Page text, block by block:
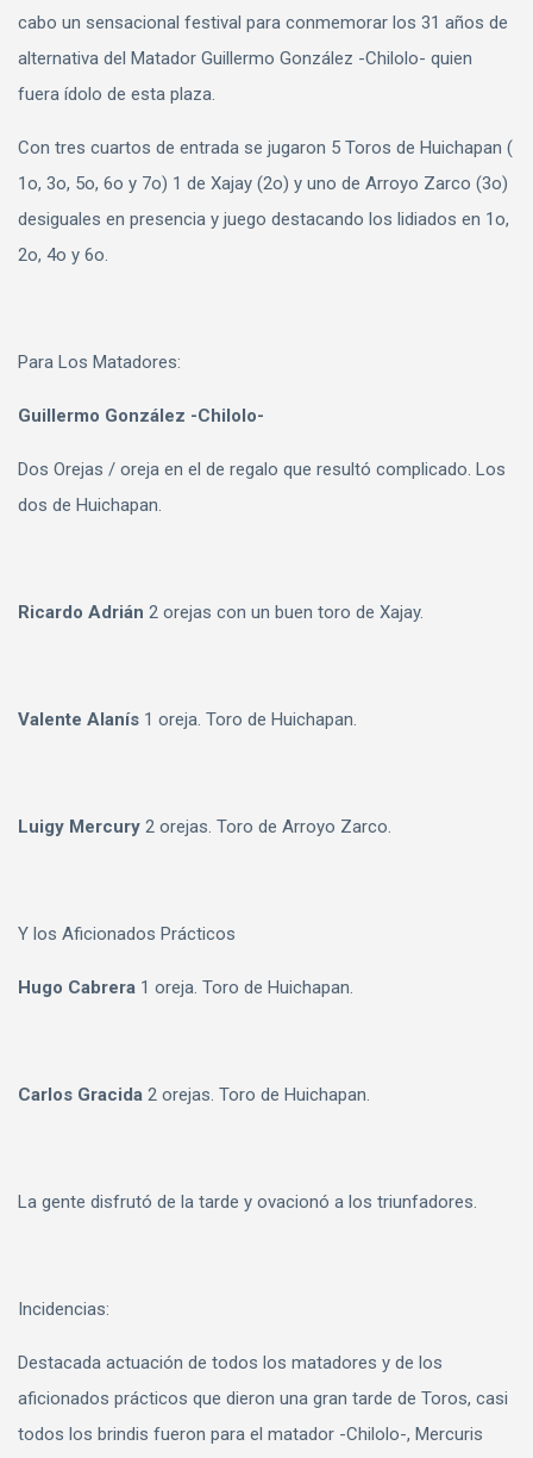
cabo un sensacional festival para conmemorar los 31 años de
alternativa del Matador Guillermo González -Chilolo- quien
fuera ídolo de esta plaza.
Con tres cuartos de entrada se jugaron 5 Toros de Huichapan (
1o, 3o, 5o, 6o y 7o) 1 de Xajay (2o) y uno de Arroyo Zarco (3o)
desiguales en presencia y juego destacando los lidiados en 1o,
2o, 4o y 6o.
Para Los Matadores:
Guillermo González -Chilolo-
Dos Orejas / oreja en el de regalo que resultó complicado. Los
dos de Huichapan.
Ricardo Adrián 2 orejas con un buen toro de Xajay.
Valente Alanís 1 oreja. Toro de Huichapan.
Luigy Mercury 2 orejas. Toro de Arroyo Zarco.
Y los Aficionados Prácticos
Hugo Cabrera 1 oreja. Toro de Huichapan.
Carlos Gracida 2 orejas. Toro de Huichapan.
La gente disfrutó de la tarde y ovacionó a los triunfadores.
Incidencias:
Destacada actuación de todos los matadores y de los
aficionados prácticos que dieron una gran tarde de Toros, casi
todos los brindis fueron para el matador -Chilolo-, Mercuris